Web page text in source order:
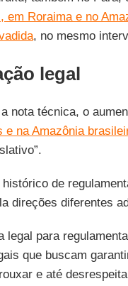
em Roraima e no
, no mesmo
legal
nota técnica, o
e na Amazônia
de
direções diferentes
legal para
que buscam
e até